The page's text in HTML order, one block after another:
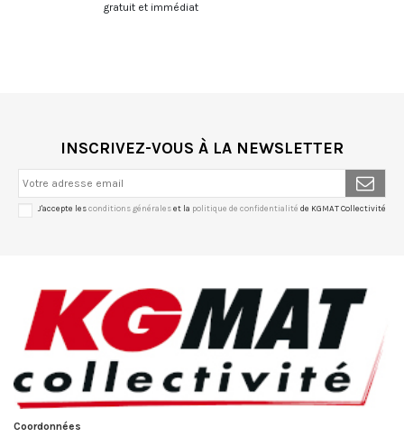
gratuit et immédiat
INSCRIVEZ-VOUS À LA NEWSLETTER
J'accepte lesconditions généraleset la politique de confidentialité de KGMAT Collectivité
Coordonnées